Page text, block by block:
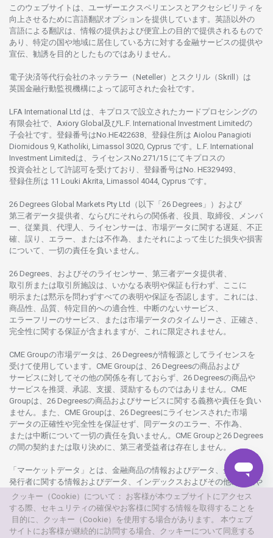
このウェブサイトは、 ユーザーエクスペリエンスと アクセシビリティを
向上さ せるために言語翻訳オプションを提供しています。 英語以外の
言語による翻訳は、 情報の提供および便宜上の 目的で提供さ れるもので
あり、 特定の国や地域に居住している方に対する金融サービスの提供や
宣伝、 勧誘を 目的としたものではありません。
電子決済等代行会社のネッテラー （Neteller）と スクリル （Skrill）は
英国金融行動監視機構によって認可さ れた会社です。
LFA International Ltd は、 キプロスで設立さ れた カードプロセシングの
有限会社で、Axiory Global 及びL.F. International Investment Limitedの
子会社です。 登録番号はNo.HE422638、 登録住所は Aiolou Panagioti
Diomidous 9, Katholiki, Limassol 3020, Cyprus です。L.F. International
Investment Limitedは、 ライセンスNo.271/15 にてキプロスの
投資会社として許認可を受けており、 登録番号はNo. HE329493、
登録住所は 11 Louki Akrita, Limassol 4044, Cyprus です。
26 Degrees Global Markets Pty Ltd（以下「26 Degrees」） および
第三者データ提供者、ならびにそれらの関係者、役員、取締役、メンバ
ー、従業員、代理人、ライセンサーは、 市場データに関する遅延、不正
確、誤り、エラー、
または不作為、 またそれによって生じた損失や損害
について、 一切の責任を負いません。
26 Degrees、 およびそのライセンサー、 第三者データ提供者、
取引所または取引所施設は、いかなる表明や保証も行わず、 ここに
明示または黙示を 問わずすべての表明や保証を否認し ます。 これには、
商品性、品質、 特定目的への適合性、 中断のないサービス、
エラーフリーのサービス、 または市場データのタイムリーさ、正確さ、
完全性に関する保証が含まれますが、これに限定さ れません。
CME Groupの市場データは、26 Degreesが情報源としてライセンスを
受けて使用しています。 CME Groupは、26 Degreesの商品および
サービスに対してその他の関係を有しておらず、26 Degreesの商品や
サービスを推奨、承認、支援、 奨励するものではありません。 CME
Groupは、26 Degreesの商品およびサービスに関する義務や責任を負い
ません。また、CME Groupは、26 Degreesにライセンスさ れた市場
データの正確性や完全性を保証せず、 同 データのエラー、不作為、
または中断について一切の責任を負いません。 CME Groupと26 Degrees
の間の契約または取り 決めに、 第三者受益者は存在し ません。
「マーケットデータ」とは、 金融商品の情報およびデータ、 金融商品の
発行者に関する情報およびデータ、 インデックスおよびその他の
情報や
データを指し、26 Degreesまたは26 Degreesグループ会社が提供する
製品や サービスの 一部として、更新頻度を問わ ず提供さ れるものを
意味します。
クッキー（Cookie）について： お客様が本ウェブサイトにアクセス
する際、セキュリティの確保やお客様に関する情報を取得することを
目的に、クッキー（Cookie）を使用する場合があります。 本ウェブ
サイトにお客様が継続的に訪問する場合、クッキーについて同意する